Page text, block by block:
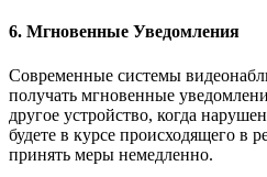
6. Мгновенные Уведомления
Современные системы
получать мгновенные
другое устройство, когда
будете в курсе происходящего в
принять меры немедленно.